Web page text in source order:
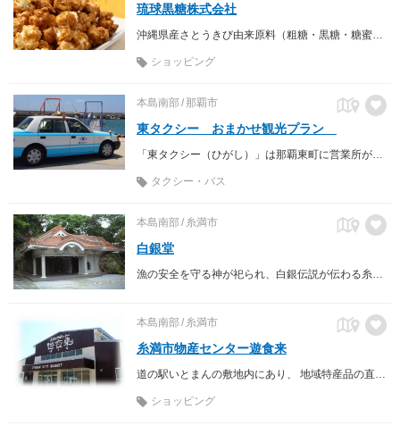
琉球黒糖株式会社
沖縄県産さとうきび由来原料（粗糖・黒糖・糖蜜）を原料として多彩な黒糖菓子を製造しております。
ショッピング
本島南部 那覇市
東タクシー おまかせ観光プラン
「東タクシー（ひがし）」は那覇東町に営業所があるタクシー会社。 沖縄の空の色をイメージした「スカイブルー」の車体が目印です。
タクシー・バス
本島南部 糸満市
白銀堂
漁の安全を守る神が祀られ、白銀伝説が伝わる糸満の聖地。
本島南部 糸満市
糸満市物産センター遊食来
道の駅いとまんの敷地内にあり、 地域特産品の直売所、レストラン＆フードコートなどで構成されています
ショッピング